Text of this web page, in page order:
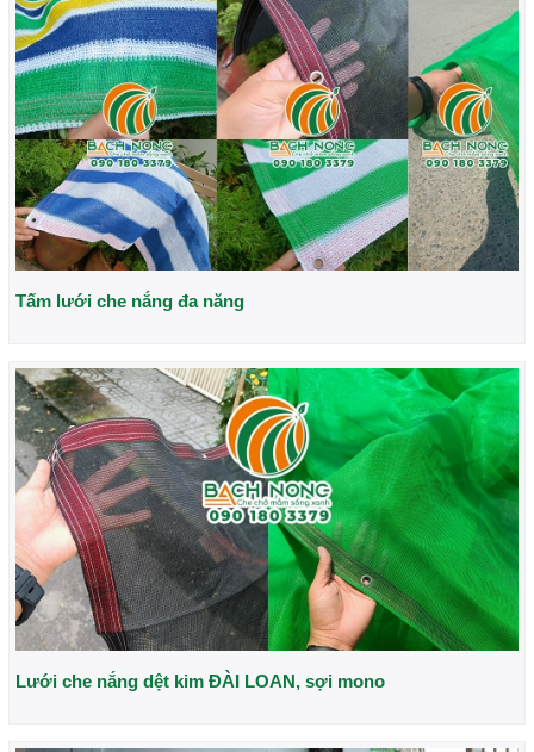
Tấm lưới che nắng đa năng
Lưới che nắng dệt kim ĐÀI LOAN, sợi mono